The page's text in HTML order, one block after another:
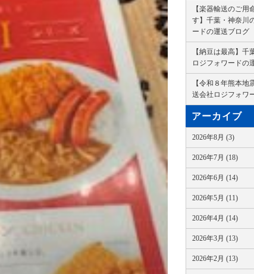
【楽器輸送のご用
す】千葉・神奈川
ードの運送ブログ
【納豆は最高】千
ロジフォワードの
【令和８年熊本地
送会社ロジフォワ
アーカイブ
2026年8月 (3)
2026年7月 (18)
2026年6月 (14)
2026年5月 (11)
2026年4月 (14)
2026年3月 (13)
2026年2月 (13)